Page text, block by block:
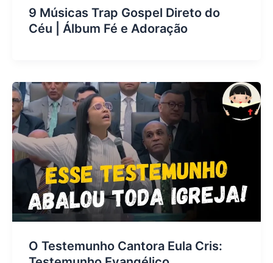
9 Músicas Trap Gospel Direto do
Céu | Álbum Fé e Adoração
O Testemunho Cantora Eula Cris: